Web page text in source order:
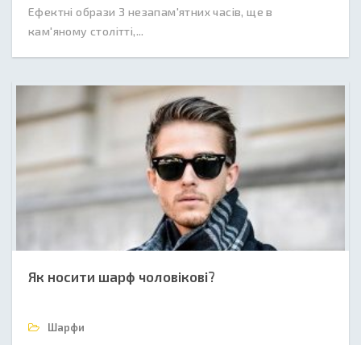
Ефектні образи З незапам'ятних часів, ще в
кам'яному столітті,...
Як носити шарф чоловікові?
Шарфи